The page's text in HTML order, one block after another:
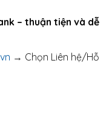
– thuận tiện và dễ
→ Chọn Liên hệ/Hỗ